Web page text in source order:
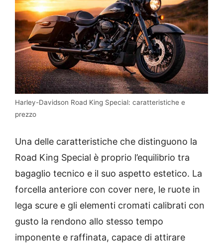
Harley-Davidson Road King Special: caratteristiche e
prezzo
Una delle caratteristiche che distinguono la
Road King Special è proprio l’equilibrio tra
bagaglio tecnico e il suo aspetto estetico. La
forcella anteriore con cover nere, le ruote in
lega scure e gli elementi cromati calibrati con
gusto la rendono allo stesso tempo
imponente e raffinata, capace di attirare